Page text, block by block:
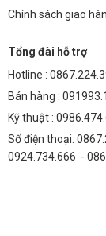
Chính sách giao
Tổng đài hỗ trợ
Hotline :
Bán hàng :
Kỹ thuật :
Số điện thoại:
0924.734.666 -